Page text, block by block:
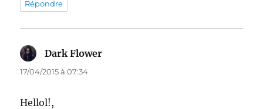
Répondre
Dark Flower
17/04/2015 à 07:34
Hellol!,